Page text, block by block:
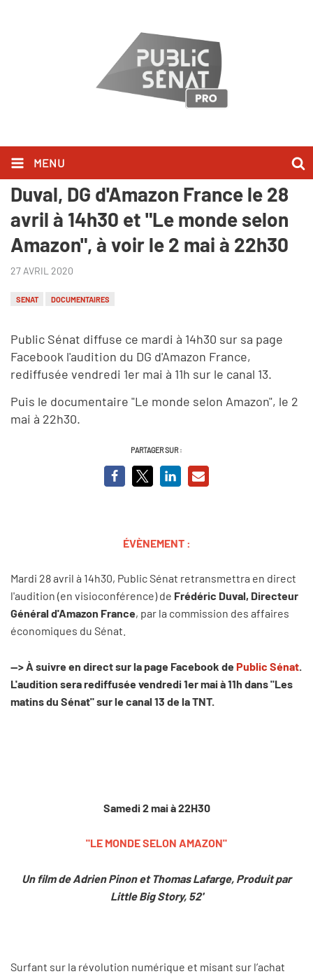
MENU
Évènement - Audition de Frédéric
Duval, DG d'Amazon France le 28
avril à 14h30 et "Le monde selon
Amazon", à voir le 2 mai à 22h30
27 AVRIL 2020
SENAT DOCUMENTAIRES
Public Sénat diffuse ce mardi à 14h30 sur sa page
Facebook l'audition du DG d'Amazon France,
rediffusée vendredi 1er mai à 11h sur le canal 13.
Puis le documentaire "Le monde selon Amazon", le 2
mai à 22h30.
PARTAGER SUR :
ÉVÈNEMENT :
Mardi 28 avril à 14h30, Public Sénat retransmettra en direct
l'audition (en visioconférence) de Frédéric Duval, Directeur
Général d'Amazon France, par la commission des affaires
économiques du Sénat.
--> À suivre en direct sur la page Facebook de Public Sénat
L'audition sera rediffusée vendredi 1er mai à 11h dans "Les
matins du Sénat" sur le canal 13 de la TNT.
Samedi 2 mai à 22H30
"LE MONDE SELON AMAZON"
Un film de Adrien Pinon et Thomas Lafarge, Produit par
Little Big Story, 52'
Surfant sur la révolution numérique et misant sur l’achat